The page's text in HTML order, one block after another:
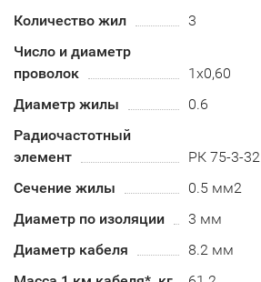
Количество жил
3
Число и диаметр
проволок
1х0,60
Диаметр жилы
0.6
Радиочастотный
элемент
РК 75-3-32
Сечение жилы
0.5 мм2
Диаметр по изоляции
3 мм
Диаметр кабеля
8.2 мм